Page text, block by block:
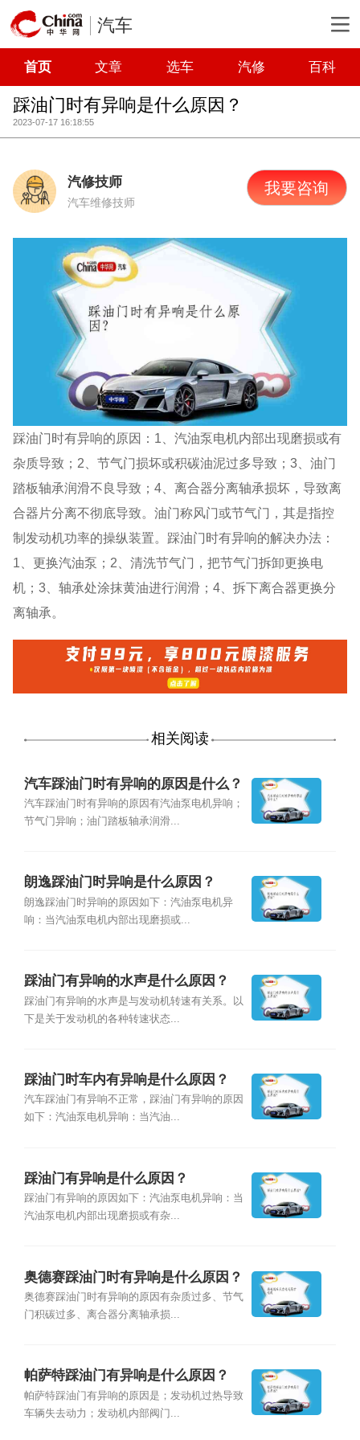
汽车
首页 文章 选车 汽修 百科
踩油门时有异响是什么原因？
2023-07-17 16:18:55
汽修技师
汽车维修技师
我要咨询
踩油门时有异响的原因：1、汽油泵电机内部出现磨损或有
杂质导致；2、节气门损坏或积碳油泥过多导致；3、油门
踏板轴承润滑不良导致；4、离合器分离轴承损坏，导致离
合器片分离不彻底导致。油门称风门或节气门，其是指控
制发动机功率的操纵装置。踩油门时有异响的解决办法：
1、更换汽油泵；2、清洗节气门，把节气门拆卸更换电
机；3、轴承处涂抹黄油进行润滑；4、拆下离合器更换分
离轴承。
相关阅读
汽车踩油门时有异响的原因是什么？
汽车踩油门时有异响的原因有汽油泵电机异响；
节气门异响；油门踏板轴承润滑...
朗逸踩油门时异响是什么原因？
朗逸踩油门时异响的原因如下：汽油泵电机异
响：当汽油泵电机内部出现磨损或...
踩油门有异响的水声是什么原因？
踩油门有异响的水声是与发动机转速有关系。以
下是关于发动机的各种转速状态...
踩油门时车内有异响是什么原因？
汽车踩油门有异响不正常，踩油门有异响的原因
如下：汽油泵电机异响：当汽油...
踩油门有异响是什么原因？
踩油门有异响的原因如下：汽油泵电机异响：当
汽油泵电机内部出现磨损或有杂...
奥德赛踩油门时有异响是什么原因？
奥德赛踩油门时有异响的原因有杂质过多、节气
门积碳过多、离合器分离轴承损...
帕萨特踩油门有异响是什么原因？
帕萨特踩油门有异响的原因是；发动机过热导致
车辆失去动力；发动机内部阀门...